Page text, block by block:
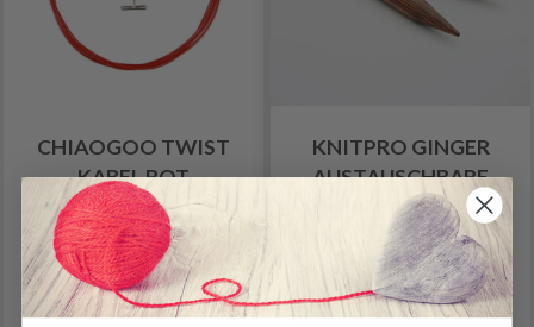
CHIAOGOO TWIST
KABEL ROT
Preis ab10.10 €
KNITPRO GINGER
AUSTAUSCHBARE
RUNDSTRICKNADELN
LANG (3.00-15.00MM)
Preis ab6.05 €7.55 €